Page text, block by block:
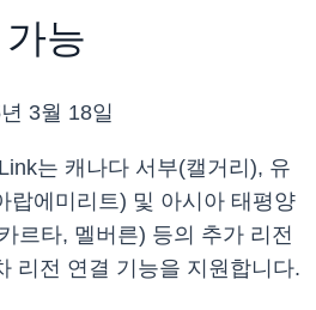
능
3월 18일
는 캐나다 서부(캘거리), 유
랍에미리트) 및 아시아 태평양
르타, 멜버른) 등의 추가 리전
리전 연결 기능을 지원합니다.